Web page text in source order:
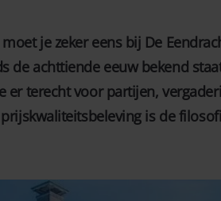
je zeker eens bij De
de achttiende eeuw bekend
er terecht voor partijen,
is de